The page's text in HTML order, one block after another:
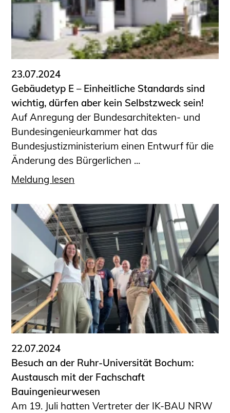
23.07.2024
Gebäudetyp E – Einheitliche Standards sind
wichtig, dürfen aber kein Selbstzweck sein!
Auf Anregung der Bundesarchitekten- und
Bundesingenieurkammer hat das
Bundesjustizministerium einen Entwurf für die
Änderung des Bürgerlichen ...
Meldung lesen
22.07.2024
Besuch an der Ruhr-Universität Bochum:
Austausch mit der Fachschaft
Bauingenieurwesen
Am 19. Juli hatten Vertreter der IK-BAU NRW